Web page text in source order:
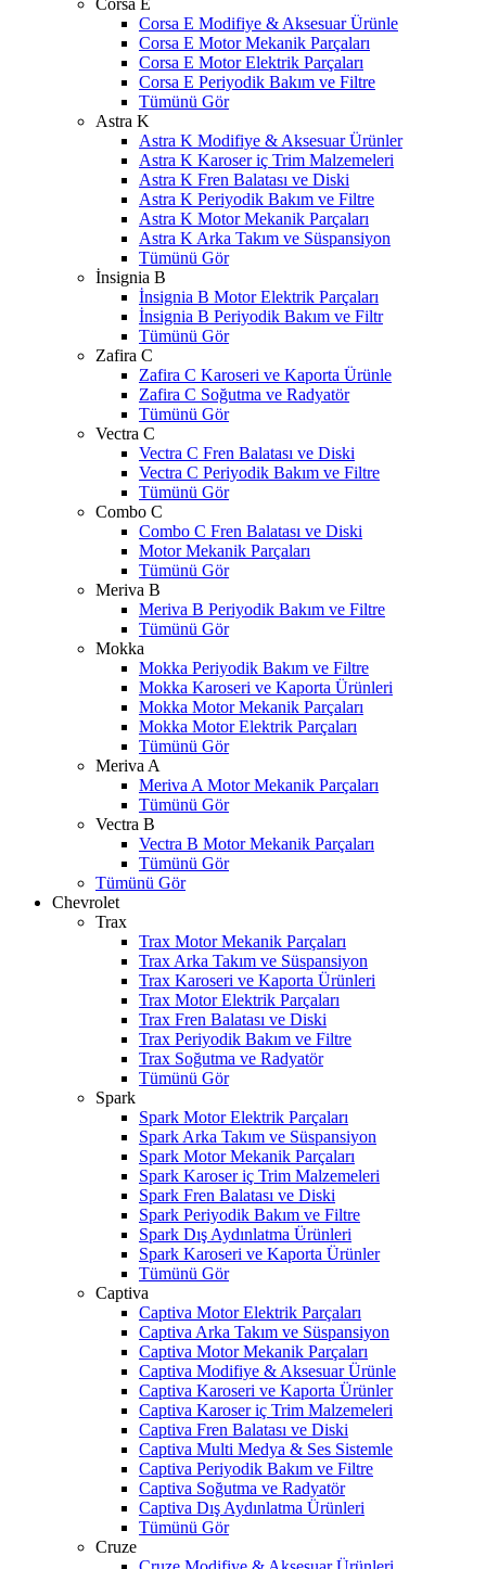
Corsa E
Corsa E Modifiye & Aksesuar Ürünle
Corsa E Motor Mekanik Parçaları
Corsa E Motor Elektrik Parçaları
Corsa E Periyodik Bakım ve Filtre
Tümünü Gör
Astra K
Astra K Modifiye & Aksesuar Ürünler
Astra K Karoser iç Trim Malzemeleri
Astra K Fren Balatası ve Diski
Astra K Periyodik Bakım ve Filtre
Astra K Motor Mekanik Parçaları
Astra K Arka Takım ve Süspansiyon
Tümünü Gör
İnsignia B
İnsignia B Motor Elektrik Parçaları
İnsignia B Periyodik Bakım ve Filtr
Tümünü Gör
Zafira C
Zafira C Karoseri ve Kaporta Ürünle
Zafira C Soğutma ve Radyatör
Tümünü Gör
Vectra C
Vectra C Fren Balatası ve Diski
Vectra C Periyodik Bakım ve Filtre
Tümünü Gör
Combo C
Combo C Fren Balatası ve Diski
Motor Mekanik Parçaları
Tümünü Gör
Meriva B
Meriva B Periyodik Bakım ve Filtre
Tümünü Gör
Mokka
Mokka Periyodik Bakım ve Filtre
Mokka Karoseri ve Kaporta Ürünleri
Mokka Motor Mekanik Parçaları
Mokka Motor Elektrik Parçaları
Tümünü Gör
Meriva A
Meriva A Motor Mekanik Parçaları
Tümünü Gör
Vectra B
Vectra B Motor Mekanik Parçaları
Tümünü Gör
Tümünü Gör
Chevrolet
Trax
Trax Motor Mekanik Parçaları
Trax Arka Takım ve Süspansiyon
Trax Karoseri ve Kaporta Ürünleri
Trax Motor Elektrik Parçaları
Trax Fren Balatası ve Diski
Trax Periyodik Bakım ve Filtre
Trax Soğutma ve Radyatör
Tümünü Gör
Spark
Spark Motor Elektrik Parçaları
Spark Arka Takım ve Süspansiyon
Spark Motor Mekanik Parçaları
Spark Karoser iç Trim Malzemeleri
Spark Fren Balatası ve Diski
Spark Periyodik Bakım ve Filtre
Spark Dış Aydınlatma Ürünleri
Spark Karoseri ve Kaporta Ürünler
Tümünü Gör
Captiva
Captiva Motor Elektrik Parçaları
Captiva Arka Takım ve Süspansiyon
Captiva Motor Mekanik Parçaları
Captiva Modifiye & Aksesuar Ürünle
Captiva Karoseri ve Kaporta Ürünler
Captiva Karoser iç Trim Malzemeleri
Captiva Fren Balatası ve Diski
Captiva Multi Medya & Ses Sistemle
Captiva Periyodik Bakım ve Filtre
Captiva Soğutma ve Radyatör
Captiva Dış Aydınlatma Ürünleri
Tümünü Gör
Cruze